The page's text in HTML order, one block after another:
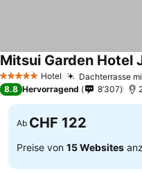
5 Sterne Hotel Dachterrasse
Mitsui Garden Hotel
8.8 Hervorragend 8’307
Ab CHF 122
Preise von 15 Websites